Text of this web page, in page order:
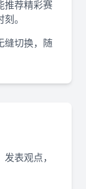
推荐精彩赛
。
缝切换，随
表观点，